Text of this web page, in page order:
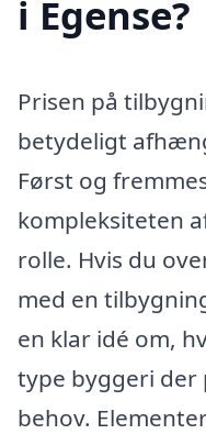
i Egense?
Prisen på
betydeligt
Først og
kompleksiteten
rolle. Hvis du
med en
en klar idé om,
type byggeri der
behov.